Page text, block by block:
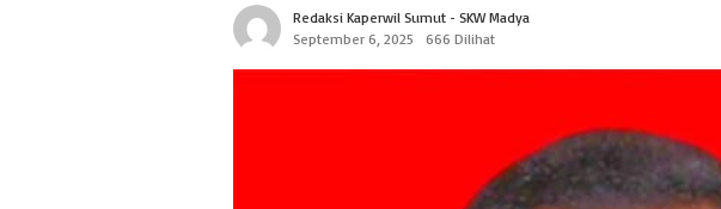
Redaksi Kaperwil Sumut - SKW Madya
September 6, 2025
666 Dilihat